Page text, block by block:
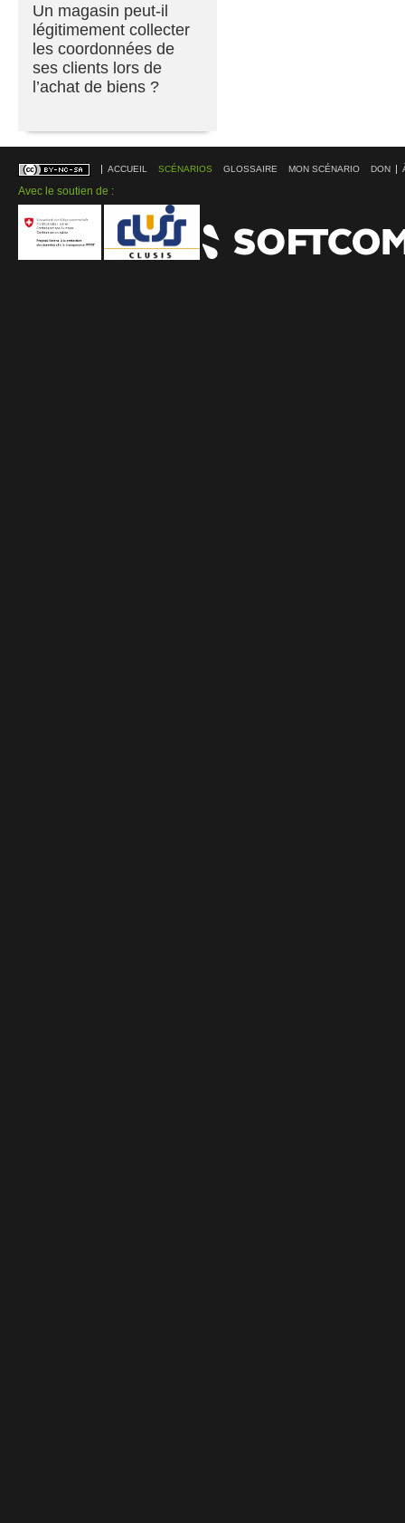
Un magasin peut-il
légitimement collecter
les coordonnées de
ses clients lors de
l’achat de biens ?
ACCUEIL SCÉNARIOS GLOSSAIRE MON SCÉNARIO DON
Avec le soutien de :